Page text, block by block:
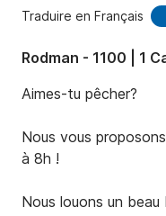
Traduire en Français
Rodman - 1100 | 1
Aimes-tu pêcher?
Nous vous
à 8h !
Nous louons un